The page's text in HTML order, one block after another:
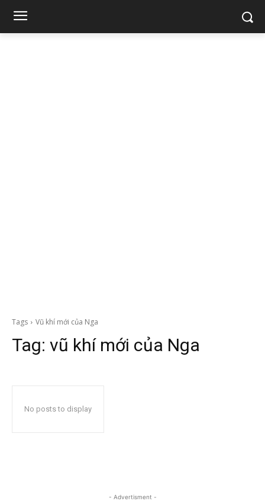
Tags Vũ khí mới của Nga
Tag: vũ khí mới của Nga
No posts to display
- Advertisment -